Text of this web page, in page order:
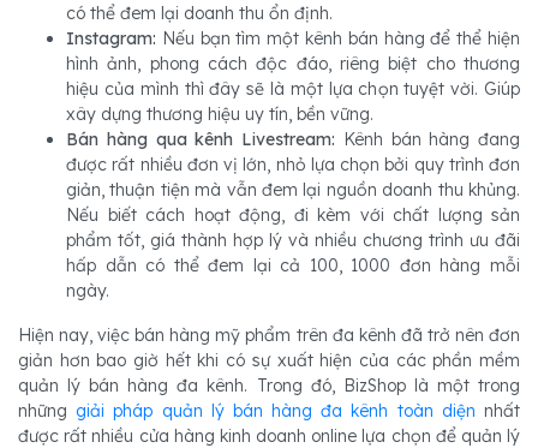
có thể đem lại doanh thu ổn định.
Instagram: Nếu bạn tìm một kênh bán hàng để thể hiện
hình ảnh, phong cách độc đáo, riêng biệt cho thương
hiệu của mình thì đây sẽ là một lựa chọn tuyệt vời. Giúp
xây dựng thương hiệu uy tín, bền vững.
Bán hàng qua kênh Livestream: Kênh bán hàng đang
được rất nhiều đơn vị lớn, nhỏ lựa chọn bởi quy trình đơn
giản, thuận tiện mà vẫn đem lại nguồn doanh thu khủng.
Nếu biết cách hoạt động, đi kèm với chất lượng sản
phẩm tốt, giá thành hợp lý và nhiều chương trình ưu đãi
hấp dẫn có thể đem lại cả 100, 1000 đơn hàng mỗi
ngày.
Hiện nay, việc bán hàng mỹ phẩm trên đa kênh đã trở nên đơn
giản hơn bao giờ hết khi có sự xuất hiện của các phần mềm
quản lý bán hàng đa kênh. Trong đó, BizShop là một trong
những giải pháp quản lý bán hàng đa kênh toàn diện nhất
được rất nhiều cửa hàng kinh doanh online lựa chọn để quản lý